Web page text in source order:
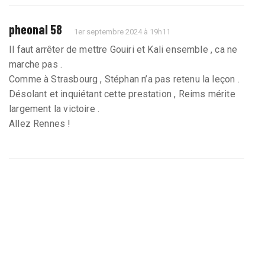
pheonal 58 1er septembre 2024 à 19h11
Il faut arrêter de mettre Gouiri et Kali ensemble , ca ne
marche pas .
Comme à Strasbourg , Stéphan n’a pas retenu la leçon .
Désolant et inquiétant cette prestation , Reims mérite
largement la victoire .
Allez Rennes !